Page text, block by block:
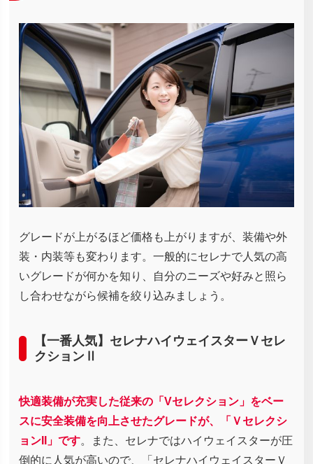
グレードが上がるほど価格も上がりますが、装備や外
装・内装等も変わります。一般的にセレナで人気の高
いグレードが何かを知り、自分のニーズや好みと照ら
し合わせながら候補を絞り込みましょう。
【一番人気】セレナハイウェイスターＶセレ
クションⅡ
快適装備が充実した従来の「Vセレクション」をベー
スに安全装備を向上させたグレードが、「Ｖセレクシ
ョンII」です。また、セレナではハイウェイスターが圧
倒的に人気が高いので、「セレナハイウェイスターＶ